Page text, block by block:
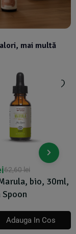
mai multă
bio, 30ml,
Spoon
62,60lei
Adauga In Cos